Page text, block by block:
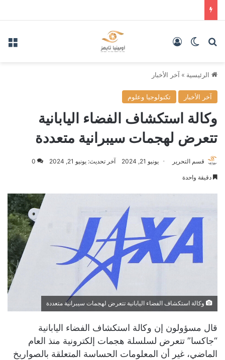
بحث عنالوضع المظلم
الرئيسية » آخر الأخبار
آخر الأخبار تكنولوجيا وعلوم
وكالة استكشاف الفضاء اليابانية
تتعرض لهجمات سيبرانية متعددة
قسم التحرير يونيو 21, 2024 آخر تحديث: يونيو 21, 2024 0
دقيقة واحدة
وكالة استكشاف الفضاء اليابانية تتعرض لهجمات سيبرانية متعددة
قال مسؤولون إن وكالة استكشاف الفضاء اليابانية
“جاكسا” تتعرض لسلسلة هجمات إلكترونية منذ العام
الماضي، غير أن المعلومات الحساسة المتعلقة بالصواريخ